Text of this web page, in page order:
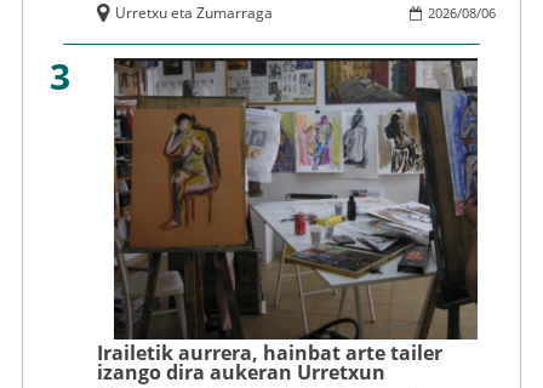
2026/08/06
Urretxu eta Zumarraga
3
Irailetik aurrera, hainbat arte tailer
izango dira aukeran Urretxun